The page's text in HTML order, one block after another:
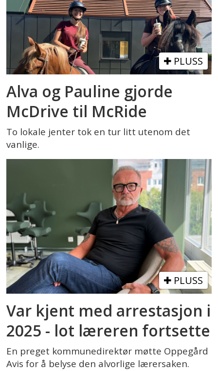
PLUSS
Alva og Pauline gjorde
McDrive til McRide
To lokale jenter tok en tur litt utenom det
vanlige.
PLUSS
Var kjent med arrestasjon i
2025 - lot læreren fortsette
En preget kommunedirektør møtte Oppegård
Avis for å belyse den alvorlige lærersaken.